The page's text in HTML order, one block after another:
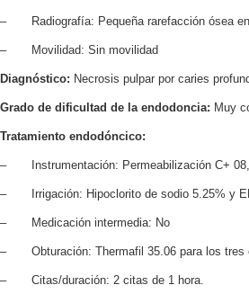
– Radiografía: Pequeña rarefacción ósea en
– Movilidad: Sin movilidad
Diagnóstico: Necrosis pulpar por caries
Grado de dificultad de la endodoncia: Muy
Tratamiento endodóncico:
– Instrumentación: Permeabilización C+ 08,
– Irrigación: Hipoclorito de sodio 5.25% y
– Medicación intermedia: No
– Obturación: Thermafil 35.06 para los tres
– Citas/duración: 2 citas de 1 hora.